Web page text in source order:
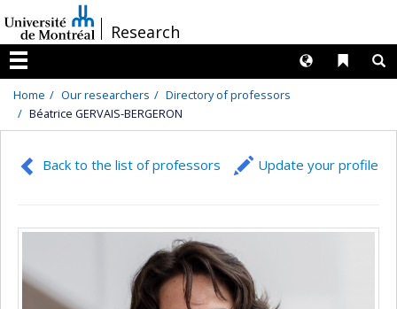
au
contenu
/Research
Menu
Liens
Langues
Home Our researchers
Directory of professors
Béatrice GERVAIS-BERGERON
Back to the list of professors Update your profile